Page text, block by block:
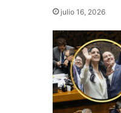
julio 16, 2026